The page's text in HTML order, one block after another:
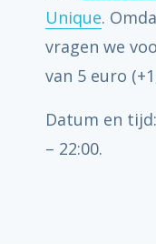
Unique.
vragen we
van 5 euro
Datum en
– 22:00.